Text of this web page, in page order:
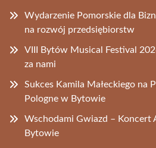
Wydarzenie Pomorskie dla
na rozwój przedsiębiorstw
VIII Bytów Musical Festival
za nami
Sukces Kamila Małeckiego na
Pologne w Bytowie
Wschodami Gwiazd – Koncert
Bytowie